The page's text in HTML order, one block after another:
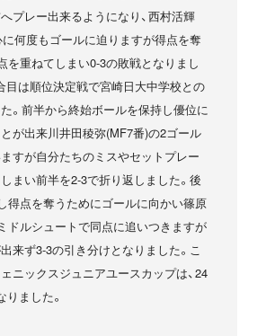
プレー出来るようになり、西村活輝
何度もゴールに迫りますが得点を奪
を重ねてしまい0-3の敗戦となりまし
目は順位決定戦で宮崎日大中学校との
。前半から終始ボールを保持し優位に
が出来川井田稜弥(MF7番)の2ゴール
すが自分たちのミスやセットプレー
まい前半を2-3で折り返しました。後
得点を奪うためにゴールに向かい篠原
ドルシュートで同点に追いつきますが
来ず3-3の引き分けとなりました。こ
ニックスジュニアユースカップは、24
ました。